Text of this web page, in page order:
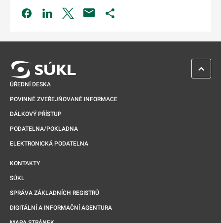
Odkaz se otevře na nové kartě
Odkaz se otevře na nové kartě
Odkaz se otevře na nové kartě
ÚŘEDNÍ DESKA
POVINNĚ ZVEŘEJŇOVANÉ INFORMACE
DÁLKOVÝ PŘÍSTUP
PODATELNA/POKLADNA
ELEKTRONICKÁ PODATELNA
KONTAKTY
SÚKL
SPRÁVA ZÁKLADNÍCH REGISTRŮ
DIGITÁLNÍ A INFORMAČNÍ AGENTURA
ZPĚT